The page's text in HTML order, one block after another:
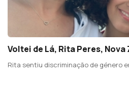
Voltei de Lá, Rita Peres,
Rita sentiu discriminação de género